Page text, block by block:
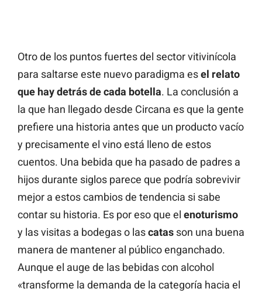
Otro de los puntos fuertes del sector vitivinícola
para saltarse este nuevo paradigma esel relato
que hay detrás de cada botella. La conclusión a
la que han llegado desde Circana es que la gente
prefiere una historia antes que un producto vacío
y precisamente el vino está lleno de estos
cuentos. Una bebida que ha pasado de padres a
hijos durante siglos parece que podría sobrevivir
mejor a estos cambios de tendencia si sabe
contar su historia. Es por eso que el enoturismo
y las visitas a bodegas o lascatas son una buena
manera de mantener al público enganchado.
Aunque el auge de las bebidas con alcohol
«transforme la demanda de la categoría hacia el